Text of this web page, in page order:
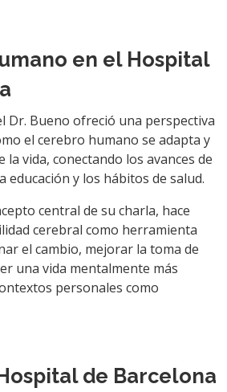
en el Hospital
Dr. Bueno ofreció una perspectiva
el cerebro humano se adapta y
vida, conectando los avances de
educación y los hábitos de salud.
central de su charla, hace
cerebral como herramienta
el cambio, mejorar la toma de
una vida mentalmente más
personales como
de Barcelona